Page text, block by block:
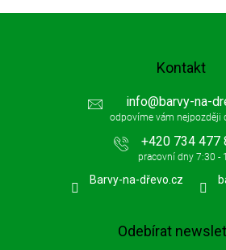
Kontakt
info@barvy-na-
+420 734 477
Barvy-na-dřevo.cz
Odebírat